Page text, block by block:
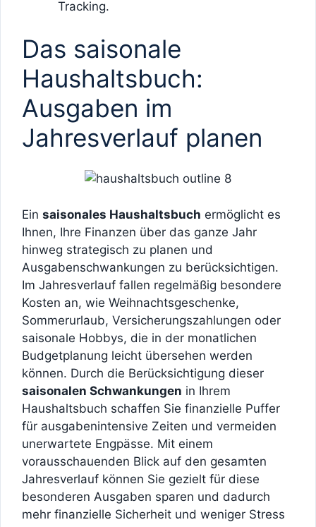
Tracking.
Das saisonale
Haushaltsbuch:
Ausgaben im
Jahresverlauf planen
Ein saisonales Haushaltsbuch ermöglicht es
Ihnen, Ihre Finanzen über das ganze Jahr
hinweg strategisch zu planen und
Ausgabenschwankungen zu berücksichtigen.
Im Jahresverlauf fallen regelmäßig besondere
Kosten an, wie Weihnachtsgeschenke,
Sommerurlaub, Versicherungszahlungen oder
saisonale Hobbys, die in der monatlichen
Budgetplanung leicht übersehen werden
können. Durch die Berücksichtigung dieser
saisonalen Schwankungen in Ihrem
Haushaltsbuch schaffen Sie finanzielle Puffer
für ausgabenintensive Zeiten und vermeiden
unerwartete Engpässe. Mit einem
vorausschauenden Blick auf den gesamten
Jahresverlauf können Sie gezielt für diese
besonderen Ausgaben sparen und dadurch
mehr finanzielle Sicherheit und weniger Stress